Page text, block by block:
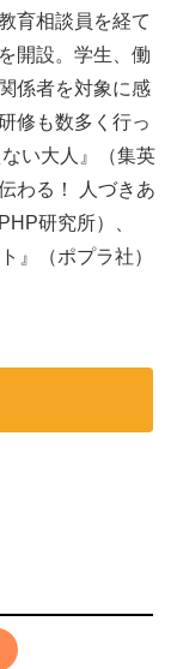
育相談員を経て
開設。学生、働
係者を対象に感
修も数多く行っ
い大人』（集英
わる！ 人づきあ
研究所）、
』（ポプラ社）